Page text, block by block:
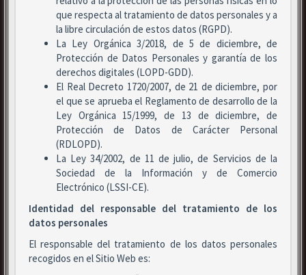
que respecta al tratamiento de datos personales y a
la libre circulación de estos datos (RGPD).
La Ley Orgánica 3/2018, de 5 de diciembre, de
Protección de Datos Personales y garantía de los
derechos digitales (LOPD-GDD).
El Real Decreto 1720/2007, de 21 de diciembre, por
el que se aprueba el Reglamento de desarrollo de la
Ley Orgánica 15/1999, de 13 de diciembre, de
Protección de Datos de Carácter Personal
(RDLOPD).
La Ley 34/2002, de 11 de julio, de Servicios de la
Sociedad de la Información y de Comercio
Electrónico (LSSI-CE).
Identidad del responsable del tratamiento de los
datos personales
El responsable del tratamiento de los datos personales
recogidos en el Sitio Web es: